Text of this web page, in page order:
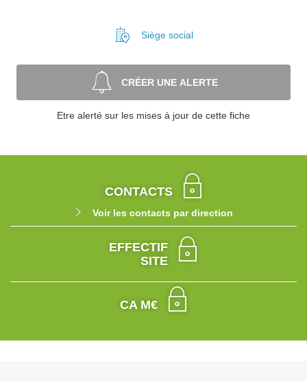
Siège social
CRÉER UNE ALERTE
Etre alerté sur les mises à jour de cette fiche
CONTACTS
Voir les contacts par direction
EFFECTIF
SITE
CA M€